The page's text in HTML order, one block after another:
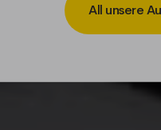
All unsere